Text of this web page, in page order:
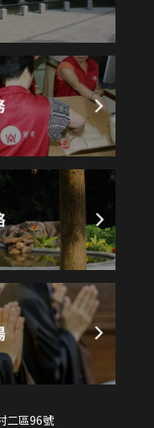
二區96號